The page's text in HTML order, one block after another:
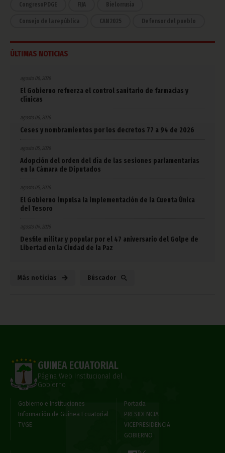
CongresoPDGE FIJA Bielorrusia
Consejo de la república CAN 2025 Defensor del pueblo
ÚLTIMAS NOTICIAS
agosto 06, 2026
El Gobierno refuerza el control sanitario de farmacias y
clínicas
agosto 06, 2026
Ceses y nombramientos por los decretos 77 a 94 de 2026
agosto 05, 2026
Adopción del orden del día de las sesiones parlamentarias
en la Cámara de Diputados
agosto 05, 2026
El Gobierno impulsa la implementación de la Cuenta Única
del Tesoro
agosto 04, 2026
Desfile militar y popular por el 47 aniversario del Golpe de
Libertad en la Ciudad de la Paz
Más noticias Búscador
GUINEA ECUATORIAL
Página Web Institucional del
Gobierno
Gobierno e Instituciones
Información de Guinea Ecuatorial
TVGE
Portada
PRESIDENCIA
VICEPRESIDENCIA
GOBIERNO